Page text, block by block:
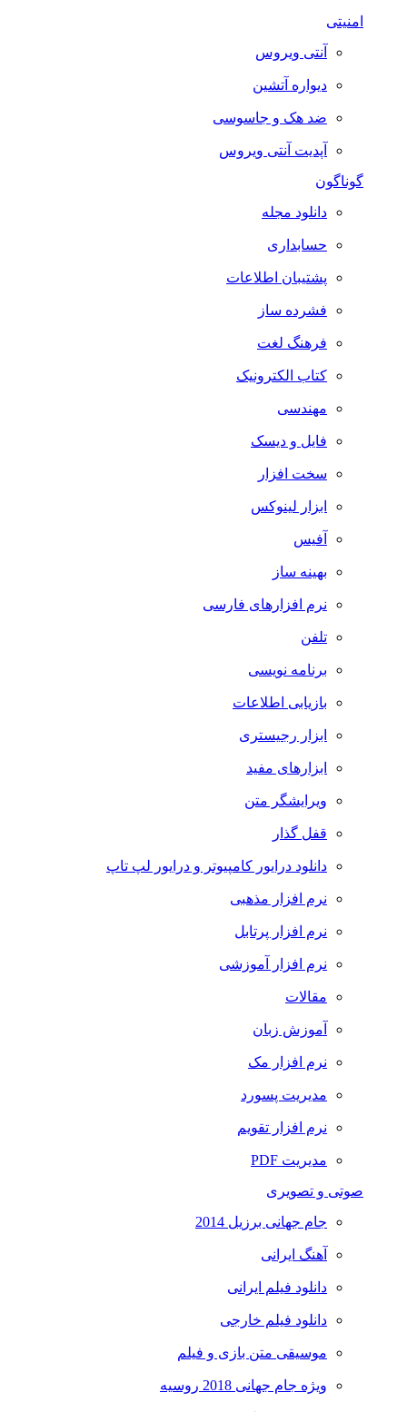
امنیتی
آنتی ویروس
دیواره آتشین
ضد هک و جاسوسی
آپدیت آنتی ویروس
گوناگون
دانلود مجله
حسابداری
پشتیبان اطلاعات
فشرده ساز
فرهنگ لغت
کتاب الکترونیک
مهندسی
فایل و دیسک
سخت افزار
ابزار لینوکس
آفیس
بهینه ساز
نرم افزارهای فارسی
تلفن
برنامه نویسی
بازیابی اطلاعات
ابزار رجیستری
ابزارهای مفید
ویرایشگر متن
قفل گذار
دانلود درایور کامپیوتر و درایور لپ تاپ
نرم افزار مذهبی
نرم افزار پرتابل
نرم افزار آموزشی
مقالات
آموزش زبان
نرم افزار مک
مدیریت پسورد
نرم افزار تقویم
مدیریت PDF
صوتی و تصویری
جام جهانی برزیل 2014
آهنگ ایرانی
دانلود فیلم ایرانی
دانلود فیلم خارجی
موسیقی متن بازی و فیلم
ویژه جام جهانی 2018 روسیه